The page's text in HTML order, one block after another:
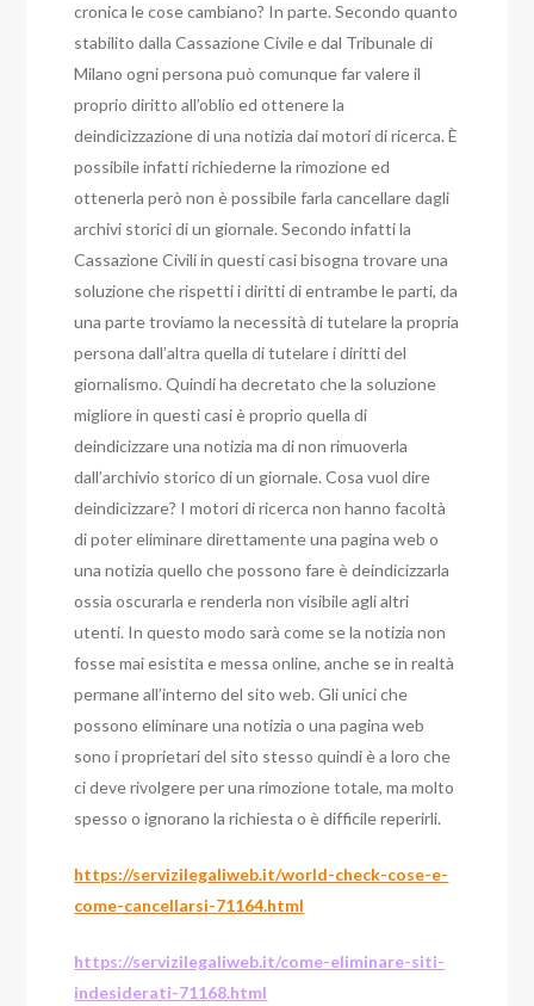
cronica le cose cambiano? In parte. Secondo quanto
stabilito dalla Cassazione Civile e dal Tribunale di
Milano ogni persona può comunque far valere il
proprio diritto all’oblio ed ottenere la
deindicizzazione di una notizia dai motori di ricerca. È
possibile infatti richiederne la rimozione ed
ottenerla però non è possibile farla cancellare dagli
archivi storici di un giornale. Secondo infatti la
Cassazione Civili in questi casi bisogna trovare una
soluzione che rispetti i diritti di entrambe le parti, da
una parte troviamo la necessità di tutelare la propria
persona dall’altra quella di tutelare i diritti del
giornalismo. Quindi ha decretato che la soluzione
migliore in questi casi è proprio quella di
deindicizzare una notizia ma di non rimuoverla
dall’archivio storico di un giornale. Cosa vuol dire
deindicizzare? I motori di ricerca non hanno facoltà
di poter eliminare direttamente una pagina web o
una notizia quello che possono fare è deindicizzarla
ossia oscurarla e renderla non visibile agli altri
utenti. In questo modo sarà come se la notizia non
fosse mai esistita e messa online, anche se in realtà
permane all’interno del sito web. Gli unici che
possono eliminare una notizia o una pagina web
sono i proprietari del sito stesso quindi è a loro che
ci deve rivolgere per una rimozione totale, ma molto
spesso o ignorano la richiesta o è difficile reperirli.
https://servizilegaliweb.it/world-check-cose-e-
come-cancellarsi-71164.html
https://servizilegaliweb.it/come-eliminare-siti-
indesiderati-71168.html